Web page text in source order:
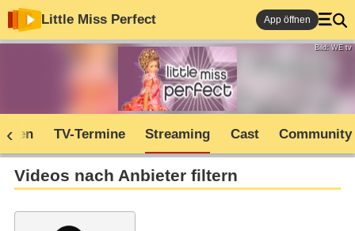
Little Miss Perfect App öffnen
Bild: WE tv
TV-Termine Streaming Cast Community
Videos nach Anbieter filtern